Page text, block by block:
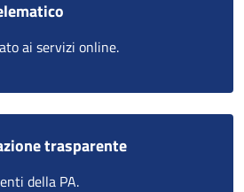
ai servizi online.
trasparente
della PA.